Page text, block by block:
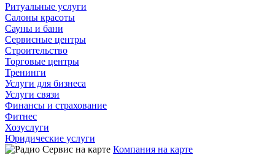
Ритуальные услуги
Салоны красоты
Сауны и бани
Сервисные центры
Строительство
Торговые центры
Тренинги
Услуги для бизнеса
Услуги связи
Финансы и страхование
Фитнес
Хозуслуги
Юридические услуги
Компания на карте